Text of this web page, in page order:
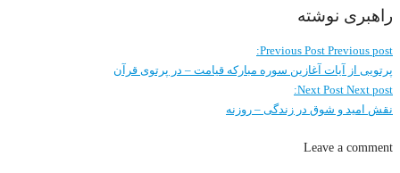
راهبری نوشته
Previous Post Previous post:
پرتویی از آیات آغازین سوره مبارکه قیامت – در پرتوی قرآن
Next Post Next post:
نقش امید و شوق در زندگی – روزنه
Leave a comment